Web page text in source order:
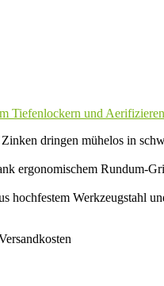
Tiefenlockern und
dringen mühelos in
Rundum-
Werkzeugstahl